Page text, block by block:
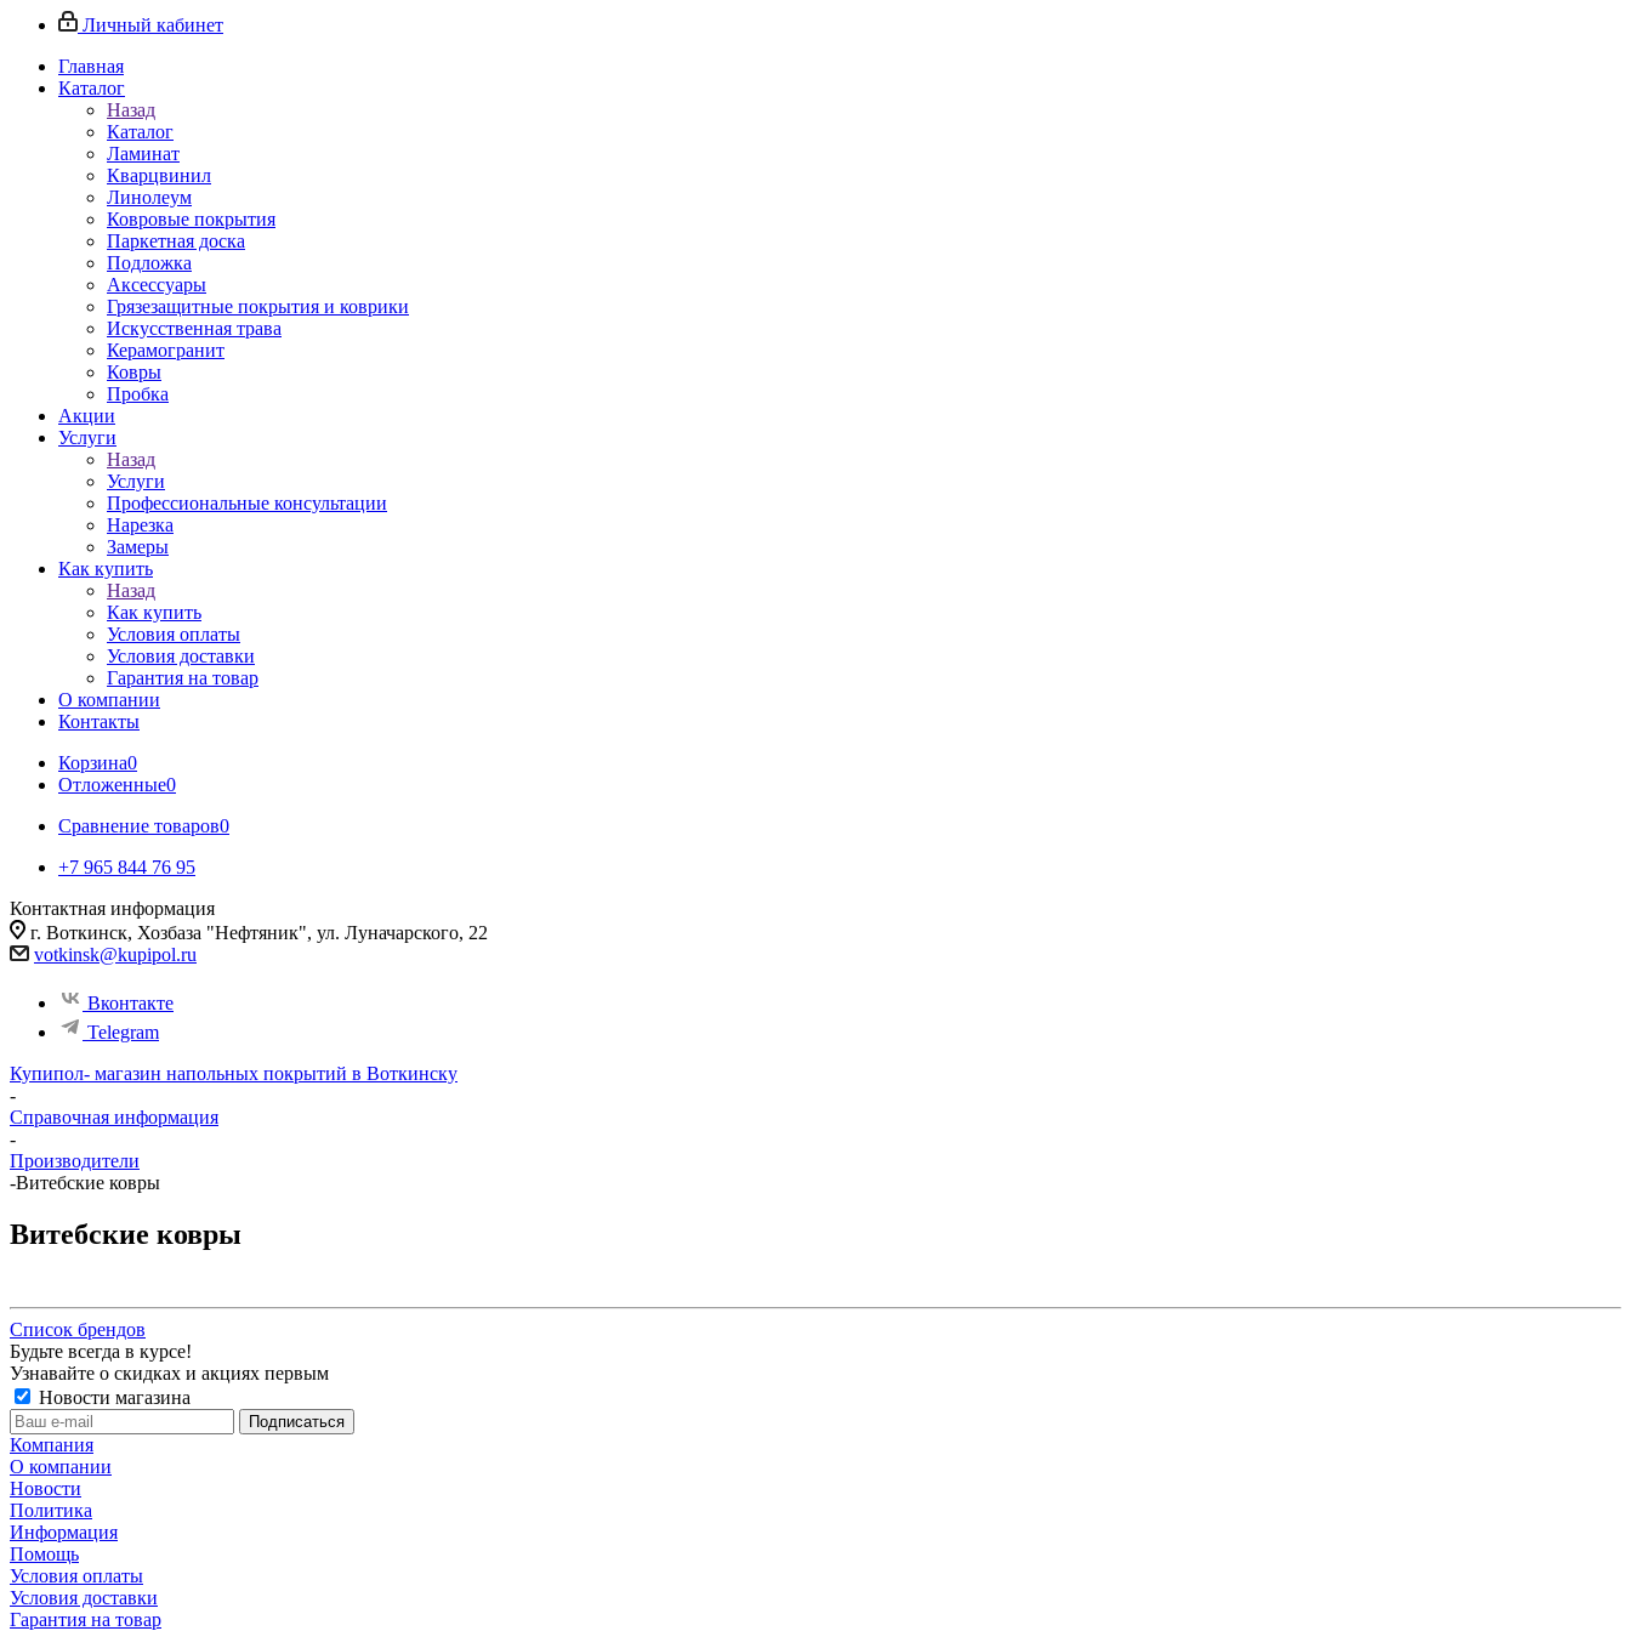
Личный кабинет
Главная
Каталог
Назад
Каталог
Ламинат
Кварцвинил
Линолеум
Ковровые покрытия
Паркетная доска
Подложка
Аксессуары
Грязезащитные покрытия и коврики
Искусственная трава
Керамогранит
Ковры
Пробка
Акции
Услуги
Назад
Услуги
Профессиональные консультации
Нарезка
Замеры
Как купить
Назад
Как купить
Условия оплаты
Условия доставки
Гарантия на товар
О компании
Контакты
Корзина0
Отложенные0
Сравнение товаров0
+7 965 844 76 95
Контактная информация
г. Воткинск, Хозбаза "Нефтяник", ул. Луначарского, 22
votkinsk@kupipol.ru
Вконтакте
Telegram
Купипол- магазин напольных покрытий в Воткинску
-
Справочная информация
-
Производители
-Витебские ковры
Витебские ковры
Список брендов
Будьте всегда в курсе!
Узнавайте о скидках и акциях первым
Новости магазина
Компания
О компании
Новости
Политика
Информация
Помощь
Условия оплаты
Условия доставки
Гарантия на товар